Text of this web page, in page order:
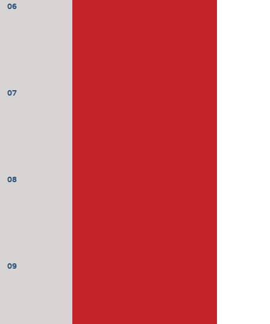
06
07
08
09